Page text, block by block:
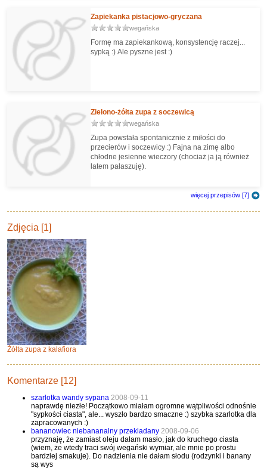
Zapiekanka pistacjowo-gryczana
wegańska
Formę ma zapiekankową, konsystencję raczej...
sypką :) Ale pyszne jest :)
Zielono-żółta zupa z soczewicą
wegańska
Zupa powstała spontanicznie z miłości do
przecierów i soczewicy :) Fajna na zimę albo
chłodne jesienne wieczory (chociaż ja ją również
latem pałaszuję).
więcej przepisów [7]
Zdjęcia [1]
Żółta zupa z kalafiora
Komentarze [12]
szarlotka wandy sypana 2008-09-11
naprawdę niezłe! Początkowo miałam ogromne wątpliwości odnośnie
"sypkości ciasta", ale... wyszło bardzo smaczne :) szybka szarlotka dla
zapracowanych :)
bananowiec niebananalny przekladany 2008-09-06
przyznaję, że zamiast oleju dałam masło, jak do kruchego ciasta
(wiem, że wtedy traci swój wegański wymiar, ale mnie po prostu
bardziej smakuje). Do nadzienia nie dałam słodu (rodzynki i banany
są wys